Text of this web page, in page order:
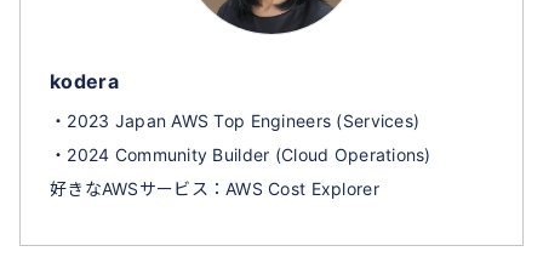
kodera
・2023 Japan AWS Top Engineers (Services)
・2024 Community Builder (Cloud Operations)
好きなAWSサービス：AWS Cost Explorer